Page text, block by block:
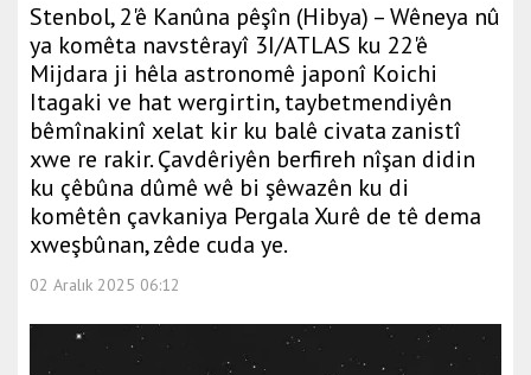
Stenbol, 2'ê Kanûna pêşîn (Hibya) – Wêneya nû
ya komêta navstêrayî 3I/ATLAS ku 22'ê
Mijdara ji hêla astronomê japonî Koichi
Itagaki ve hat wergirtin, taybetmendiyên
bêmînakinî xelat kir ku balê civata zanistî
xwe re rakir. Çavdêriyên berfireh nîşan didin
ku çêbûna dûmê wê bi şêwazên ku di
komêtên çavkaniya Pergala Xurê de tê dema
xweşbûnan, zêde cuda ye.
02 Aralık 2025 06:12